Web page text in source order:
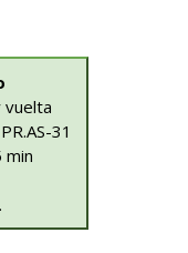
vuelta
31
min